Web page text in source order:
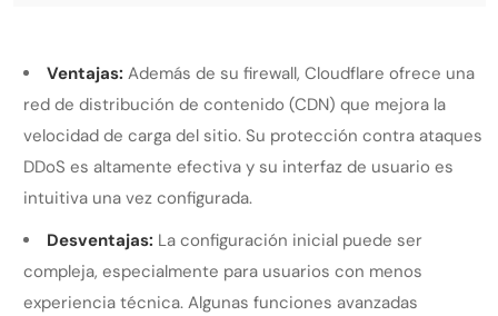
Ventajas: Además de su firewall, Cloudflare ofrece una
red de distribución de contenido (CDN) que mejora la
velocidad de carga del sitio. Su protección contra ataques
DDoS es altamente efectiva y su interfaz de usuario es
intuitiva una vez configurada.
Desventajas: La configuración inicial puede ser
compleja, especialmente para usuarios con menos
experiencia técnica. Algunas funciones avanzadas